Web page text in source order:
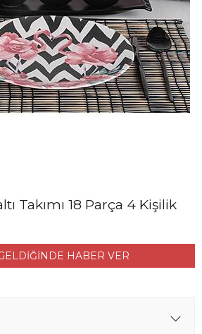
Takımı 18 Parça 4 Kişilik
HABER VER